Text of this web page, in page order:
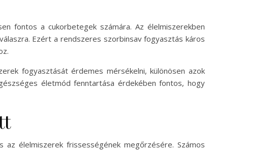
fontos a cukorbetegek számára. Az élelmiszerekben
Ezért a rendszeres szorbinsav fogyasztás káros
fogyasztását érdemes mérsékelni, különösen azok
életmód fenntartása érdekében fontos, hogy
élelmiszerek frissességének megőrzésére. Számos